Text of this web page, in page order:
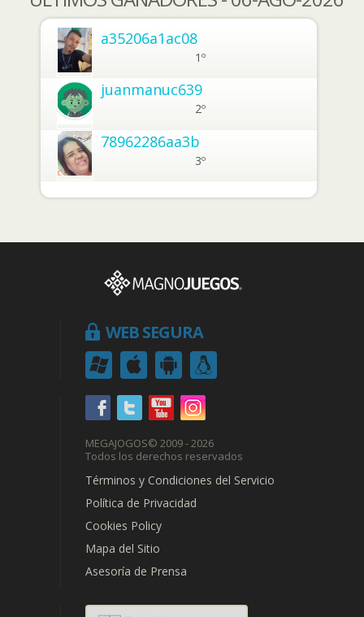
a35206a1ac08
1º
juanmanuc639
2º
78962286aa3b
3º
WEB SEGURA
MEGAJOGOS© 2009 - 2026
Todos los derechos reservados
Términos y Condiciones del Servicio
Política de Privacidad
Cookies Policy
Mapa del Sitio
Asesoría de Prensa